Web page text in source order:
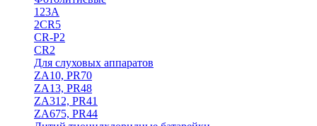
123A
2CR5
CR-P2
CR2
Для слуховых аппаратов
ZA10, PR70
ZA13, PR48
ZA312, PR41
ZA675, PR44